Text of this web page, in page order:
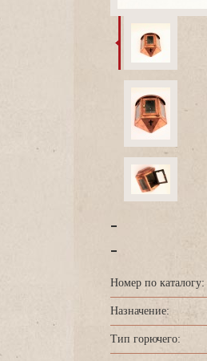
-
-
Номер по каталогу:
Назначение:
Тип горючего: